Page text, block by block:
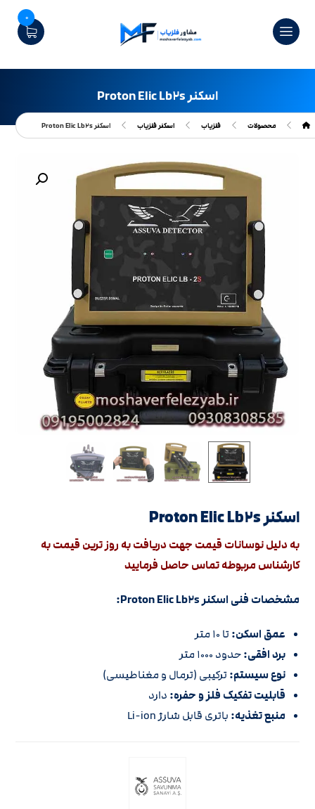
0
اسکنر Proton Elic Lb۲s
محصولات فلزیاب اسکنر فلزیاب اسکنر Proton Elic Lb۲s
بزرگنمایی تصویر
اسکنر Proton Elic Lb۲s
به دلیل نوسانات قیمت جهت دریافت به روز ترین قیمت به
کارشناس مربوطه تماس حاصل فرمایید
مشخصات فنی اسکنر Proton Elic Lb۲s:
عمق اسکن:تا ۱۰ متر
برد افقی:حدود ۱۰۰۰ متر
نوع سیستم:ترکیبی (ترمال و مغناطیسی)
قابلیت تفکیک فلز و حفره: دارد
منبع تغذیه: باتری قابل شارژ Li-ion